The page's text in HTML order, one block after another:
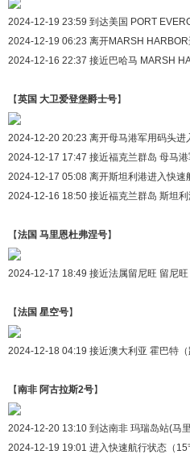
2024-12-19 23:59 到达美国 PORT
2024-12-19 06:23 离开MARSH HARBOR
2024-12-16 22:37 接近巴哈马 MARSH
【英国 大卫爱登堡爵士号】
2024-12-20 20:23 离开母马港军用码头进
2024-12-17 17:47 接近福克兰群岛 母马
2024-12-17 05:08 离开斯坦利港进入快速
2024-12-16 18:50 接近福克兰群岛 斯坦
【法国 马里恩杜弗涅号】
2024-12-17 18:49 接近法属留尼旺 留尼
【法国 星空号】
2024-12-18 04:19 接近澳大利亚 霍巴特
【南非 阿古拉斯2号】
2024-12-20 13:10 到达南非 玛瑞岛站(马
2024-12-19 19:01 进入快速航行状态（15